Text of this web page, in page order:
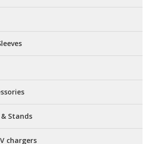
Stands
chargers